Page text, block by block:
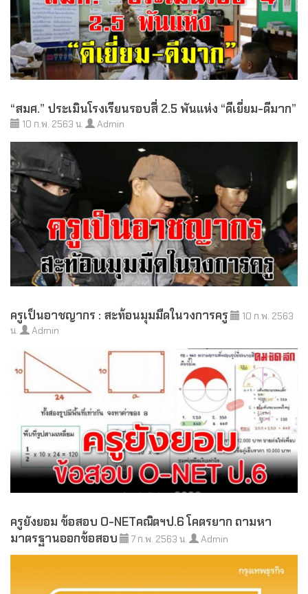
“สมศ.” ประเมินโรงเรียนรอบสี่ 2.5 พันแห่ง “ดีเยี่ยม-ดีมาก”
10 ก.พ. 2563 น. Admin
ครูเป็นอาชญากร : สะท้อนมุมมืดในวงการครู
10 ก.พ. 2563
น.
Admin
ครูยังยอม ข้อสอบ O-NETคณิตฯป.6 โคตรยาก ถามหา
มาตรฐานออกข้อสอบ
7 ก.พ. 2563 น. Admin